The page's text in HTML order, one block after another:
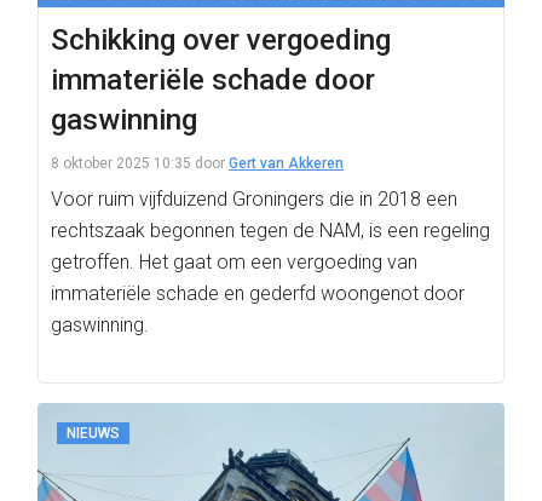
Schikking over vergoeding
immateriële schade door
gaswinning
8 oktober 2025 10:35 door Gert van Akkeren
Voor ruim vijfduizend Groningers die in 2018 een
rechtszaak begonnen tegen de NAM, is een regeling
getroffen. Het gaat om een vergoeding van
immateriële schade en gederfd woongenot door
gaswinning.
NIEUWS